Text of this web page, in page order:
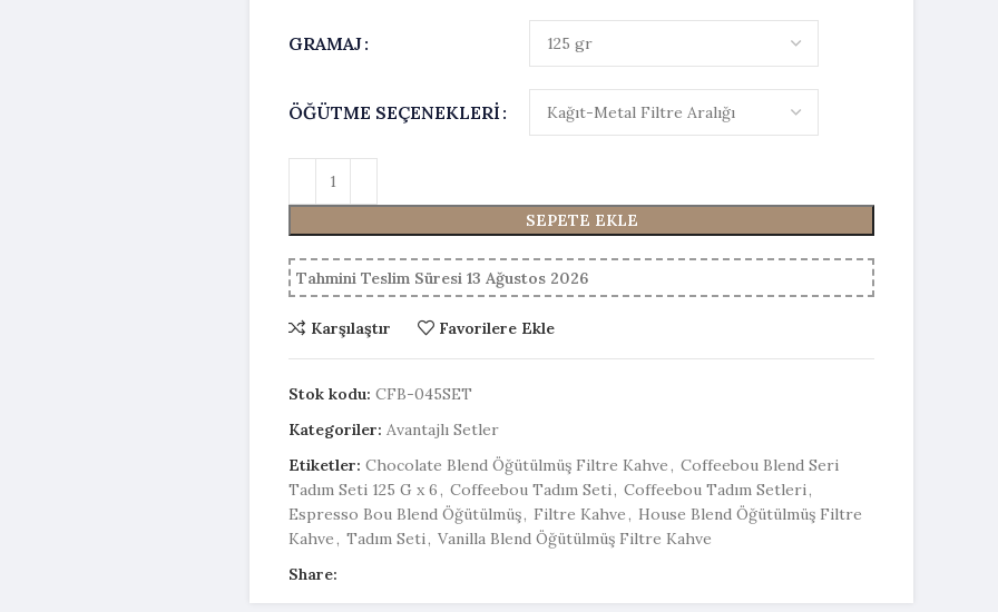
GRAMAJ
ÖĞÜTME SEÇENEKLERI
SEPETE EKLE
Tahmini Teslim Süresi 13 Ağustos 2026
Karşılaştır Favorilere Ekle
Stok kodu: CFB-045SET
Kategoriler: Avantajlı Setler
Etiketler: Chocolate Blend Öğütülmüş Filtre Kahve, Coffeebou Blend Seri
Tadım Seti 125 G x 6, Coffeebou Tadım Seti, Coffeebou Tadım Setleri,
Espresso Bou Blend Öğütülmüş, Filtre Kahve, House Blend Öğütülmüş Filtre
Kahve, Tadım Seti, Vanilla Blend Öğütülmüş Filtre Kahve
Share: